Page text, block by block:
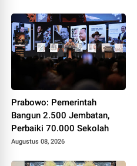
Prabowo: Pemerintah
Bangun 2.500 Jembatan,
Perbaiki 70.000 Sekolah
Augustus 08, 2026